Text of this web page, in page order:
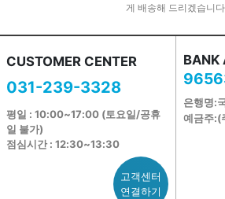
게 배송해 드리겠습니
CUSTOMER CENTER
031-239-3328
평일 : 10:00~17:00 (토요일/공휴
일 불가)
점심시간 : 12:30~13:30
고객센터
연결하기
BANK
은행명:
예금주:(